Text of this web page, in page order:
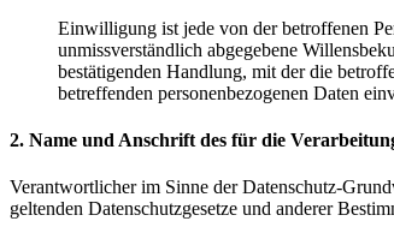
Einwilligung ist jede von der betroffenen
unmissverständlich abgegebene
bestätigenden Handlung, mit der die
betreffenden personenbezogenen Daten
2. Name und Anschrift des für die
Verantwortlicher im Sinne der Datenschutz-
geltenden Datenschutzgesetze und anderer